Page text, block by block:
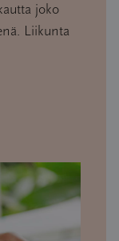
joko
Liikunta